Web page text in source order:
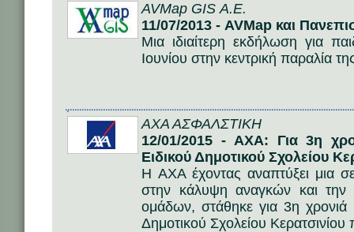
AVMap GIS Α.Ε.
11/07/2013 - AVMap και
Μια ιδιαίτερη εκδήλωση για
Ιουνίου στην κεντρική παραλία
AΧΑ ΑΣΦΑΛΣΤΙΚΗ
12/01/2015 - AXA: Για 3η
Ειδικού Δημοτικού Σχολείου
Η AXA έχοντας αναπτύξει μια
στην κάλυψη αναγκών και την
ομάδων, στάθηκε για 3η χρονιά
Δημοτικού Σχολείου